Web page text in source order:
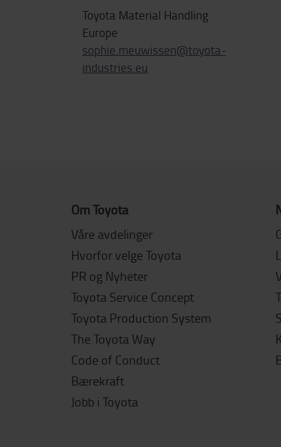
Toyota Material Handling
Europe
sophie.meuwissen@toyota-
industries.eu
Om Toyota
Våre avdelinger
Hvorfor velge Toyota
PR og Nyheter
Toyota Service Concept
Toyota Production System
The Toyota Way
Code of Conduct
Bærekraft
Jobb i Toyota